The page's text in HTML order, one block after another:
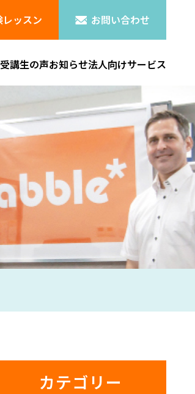
ッスン お問い合わせ
受講生の声お知らせ法人向けサービス
カテゴリー